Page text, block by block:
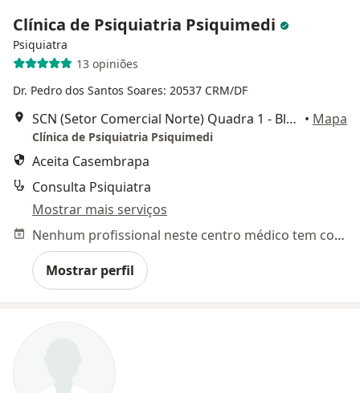
Clínica de Psiquiatria Psiquimedi
Psiquiatra
13 opiniões
Dr. Pedro dos Santos Soares: 20537 CRM/DF
SCN (Setor Comercial Norte) Quadra 1 - Bloco F, Sala 1111 - Edifício America Office Tower - Asa Norte, Brasília - DF,, Brasília • Mapa
Clínica de Psiquiatria Psiquimedi
Aceita Casembrapa
Consulta Psiquiatra
Mostrar mais serviços
Nenhum profissional neste centro médico tem consultas disponíveis
Mostrar perfil